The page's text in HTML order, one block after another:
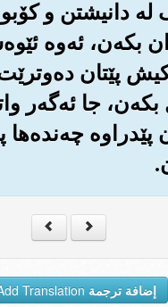
له دانیشتن و
بکه‌ن، ئه‌وه
پێتان
جا ئه‌گه‌ر
چه‌نده‌ها
إضافة ترجمة